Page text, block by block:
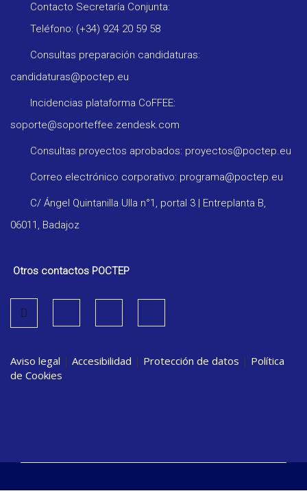
Contacto Secretaría Conjunta:
Teléfono: (+34) 924 20 59 58
Consultas preparación candidaturas:
candidaturas@poctep.eu
Incidencias plataforma CoFFEE:
soporte@soporteffee.zendesk.com
Consultas proyectos aprobados: proyectos@poctep.eu
Correo electrónico corporativo: programa@poctep.eu
C/ Ángel Quintanilla Ulla n°1, portal 3 | Entreplanta B,
06011, Badajoz
Otros contactos POCTEP
Aviso legal | Accesibilidad | Protección de datos | Política
de Cookies